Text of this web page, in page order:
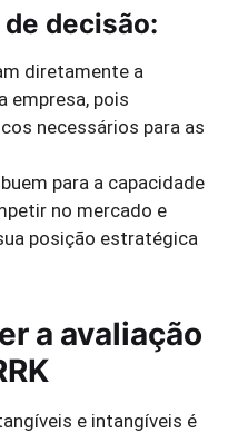
decisão:
diretamente a
empresa, pois
necessários para as
para a capacidade
no mercado e
posição estratégica
a avaliação
e intangíveis é